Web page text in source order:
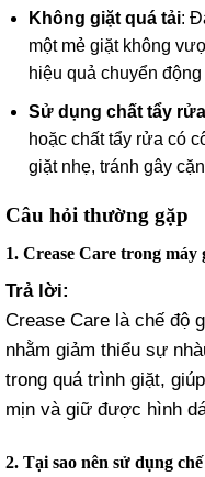
Không giặt quá tải:
một mẻ giặt không
hiệu quả chuyển
Sử dụng chất tẩy
hoặc chất tẩy rửa có
giặt nhẹ, tránh gây
Câu hỏi thường gặp
1. Crease Care trong máy
Trả lời:
Crease Care là chế độ
nhằm giảm thiểu sự
trong quá trình giặt,
mịn và giữ được hình
2. Tại sao nên sử dụng